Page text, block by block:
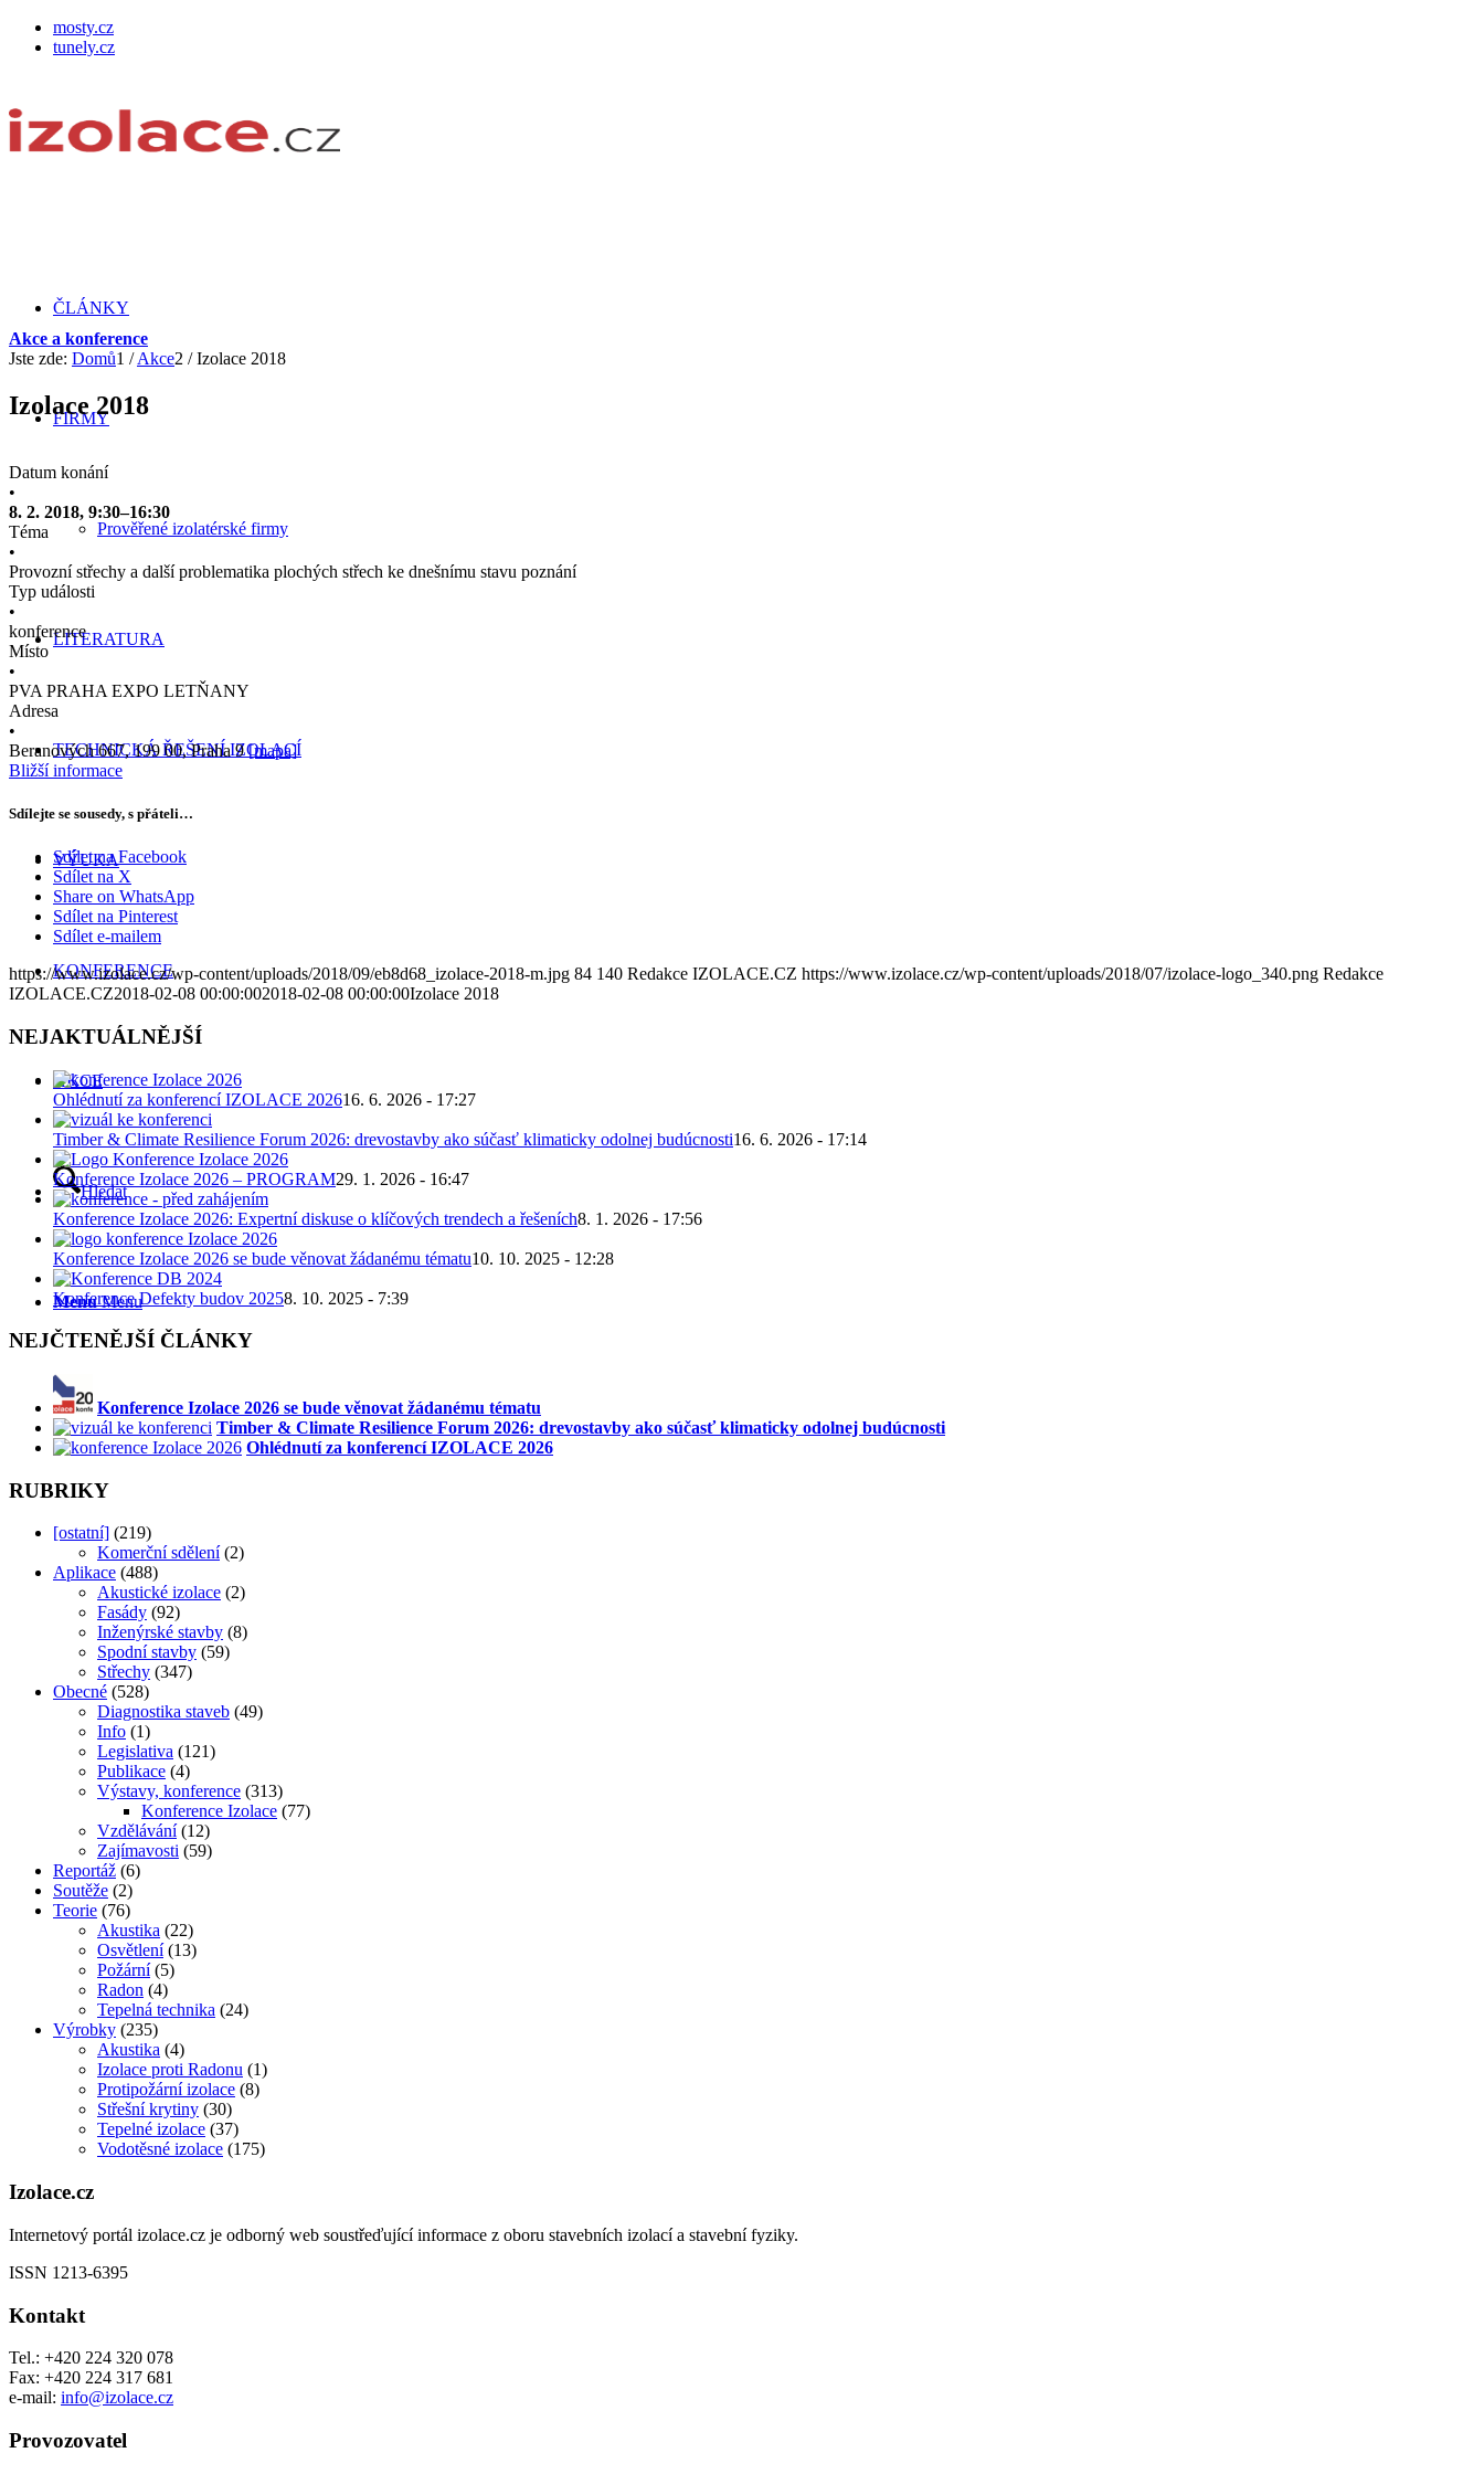
mosty.cz
tunely.cz
ČLÁNKY
FIRMY
Prověřené izolatérské firmy
LITERATURA
TECHNICKÁ ŘEŠENÍ IZOLACÍ
VÝUKA
KONFERENCE
AKCE
Hledat
Menu Menu
Akce a konference
Jste zde: Domů1 / Akce2 / Izolace 2018
Izolace 2018
Datum konání
•
8. 2. 2018, 9:30–16:30
Téma
•
Provozní střechy a další problematika plochých střech ke dnešnímu stavu poznání
Typ události
•
konference
Místo
•
PVA PRAHA EXPO LETŇANY
Adresa
•
Beranových 667, 199 00, Praha 9[mapa]
Bližší informace
Sdílejte se sousedy, s přáteli…
Sdílet na Facebook
Sdílet na X
Share on WhatsApp
Sdílet na Pinterest
Sdílet e-mailem
https://www.izolace.cz/wp-content/uploads/2018/09/eb8d68_izolace-2018-m.jpg 84 140 Redakce IZOLACE.CZ https://www.izolace.cz/wp-content/uploads/2018/07/izolace-logo_340.png Redakce
IZOLACE.CZ2018-02-08 00:00:002018-02-08 00:00:00Izolace 2018
NEJAKTUÁLNĚJŠÍ
Ohlédnutí za konferencí IZOLACE 202616. 6. 2026 - 17:27
Timber & Climate Resilience Forum 2026: drevostavby ako súčasť klimaticky odolnej budúcnosti16. 6. 2026 - 17:14
Konference Izolace 2026 – PROGRAM29. 1. 2026 - 16:47
Konference Izolace 2026: Expertní diskuse o klíčových trendech a řešeních8. 1. 2026 - 17:56
Konference Izolace 2026 se bude věnovat žádanému tématu10. 10. 2025 - 12:28
Konference Defekty budov 20258. 10. 2025 - 7:39
NEJČTENĚJŠÍ ČLÁNKY
Konference Izolace 2026 se bude věnovat žádanému tématu
Timber & Climate Resilience Forum 2026: drevostavby ako súčasť klimaticky odolnej budúcnosti
Ohlédnutí za konferencí IZOLACE 2026
RUBRIKY
[ostatní] (219)
Komerční sdělení (2)
Aplikace (488)
Akustické izolace (2)
Fasády (92)
Inženýrské stavby (8)
Spodní stavby (59)
Střechy (347)
Obecné (528)
Diagnostika staveb (49)
Info (1)
Legislativa (121)
Publikace (4)
Výstavy, konference (313)
Konference Izolace (77)
Vzdělávání (12)
Zajímavosti (59)
Reportáž (6)
Soutěže (2)
Teorie (76)
Akustika (22)
Osvětlení (13)
Požární (5)
Radon (4)
Tepelná technika (24)
Výrobky (235)
Akustika (4)
Izolace proti Radonu (1)
Protipožární izolace (8)
Střešní krytiny (30)
Tepelné izolace (37)
Vodotěsné izolace (175)
Izolace.cz
Internetový portál izolace.cz je odborný web soustřeďující informace z oboru stavebních izolací a stavební fyziky.
ISSN 1213-6395
Kontakt
Tel.: +420 224 320 078
Fax: +420 224 317 681
e-mail: info@izolace.cz
Provozovatel